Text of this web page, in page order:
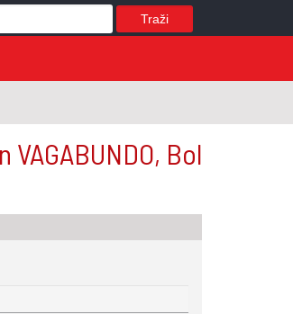
Traži
VAGABUNDO, Bol